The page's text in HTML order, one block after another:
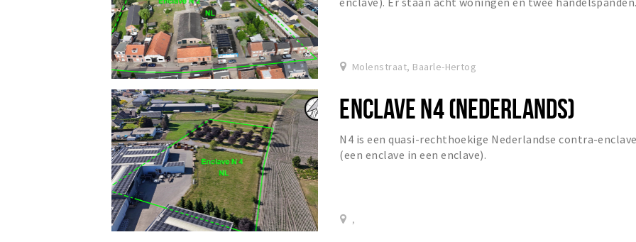
Molenstraat, Baarle-Hertog
ENCLAVE N4 (NEDERLANDS)
N4 is een quasi-rechthoekige Nederlandse contra-
(een enclave in een enclave).
,